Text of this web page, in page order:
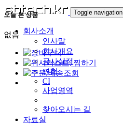
Toggle navigation
회사소개
인사말
회사개요
공사실적
연혁
CI
사업영역
찾아오시는 길
자료실
오늘 본 상품
없음